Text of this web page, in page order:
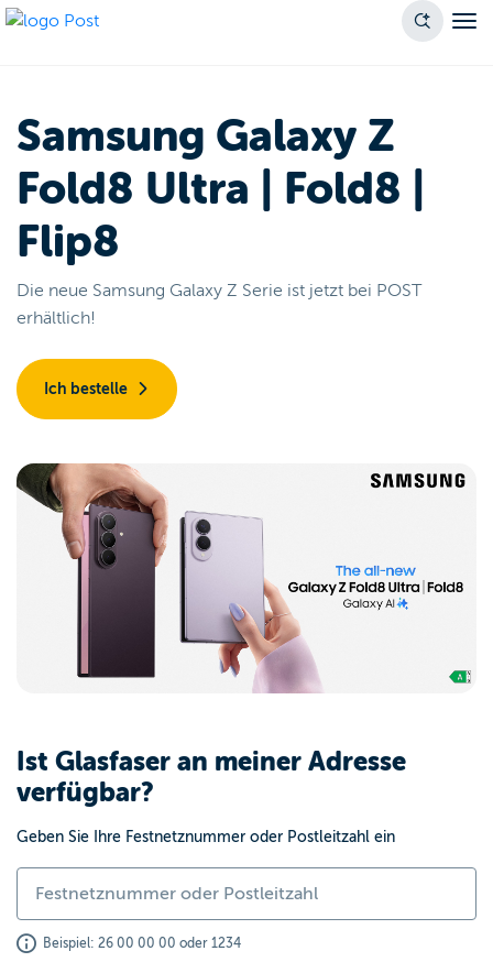
Samsung Galaxy Z
Fold8 Ultra | Fold8 |
Flip8
Die neue Samsung Galaxy Z Serie ist jetzt bei POST
erhältlich!
Ich bestelle
Ist Glasfaser an meiner Adresse
verfügbar?
Geben Sie Ihre Festnetznummer oder Postleitzahl ein
Beispiel: 26 00 00 00 oder 1234